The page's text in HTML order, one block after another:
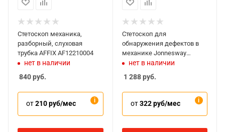
Стетоскоп механика,
разборный, слуховая
трубка AFFIX AF12210004
нет в наличии
840руб.
от210 руб/мес
Стетоскоп для
обнаружения дефектов в
механике Jonnesway
AI030014
нет в наличии
1 288руб.
от322 руб/мес